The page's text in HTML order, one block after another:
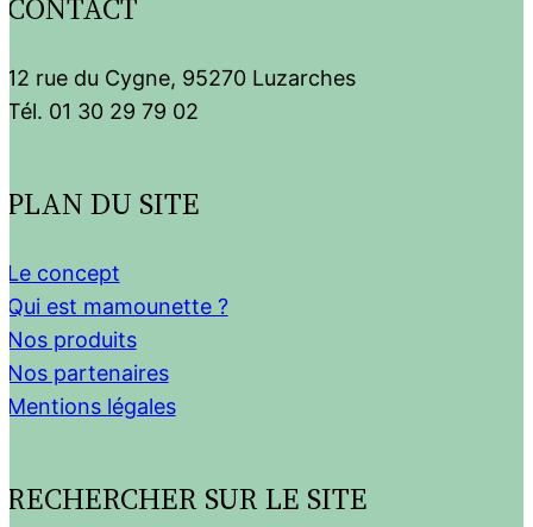
CONTACT
12 rue du Cygne, 95270 Luzarches
Tél. 01 30 29 79 02
PLAN DU SITE
Le concept
Qui est mamounette ?
Nos produits
Nos partenaires
Mentions légales
RECHERCHER SUR LE SITE